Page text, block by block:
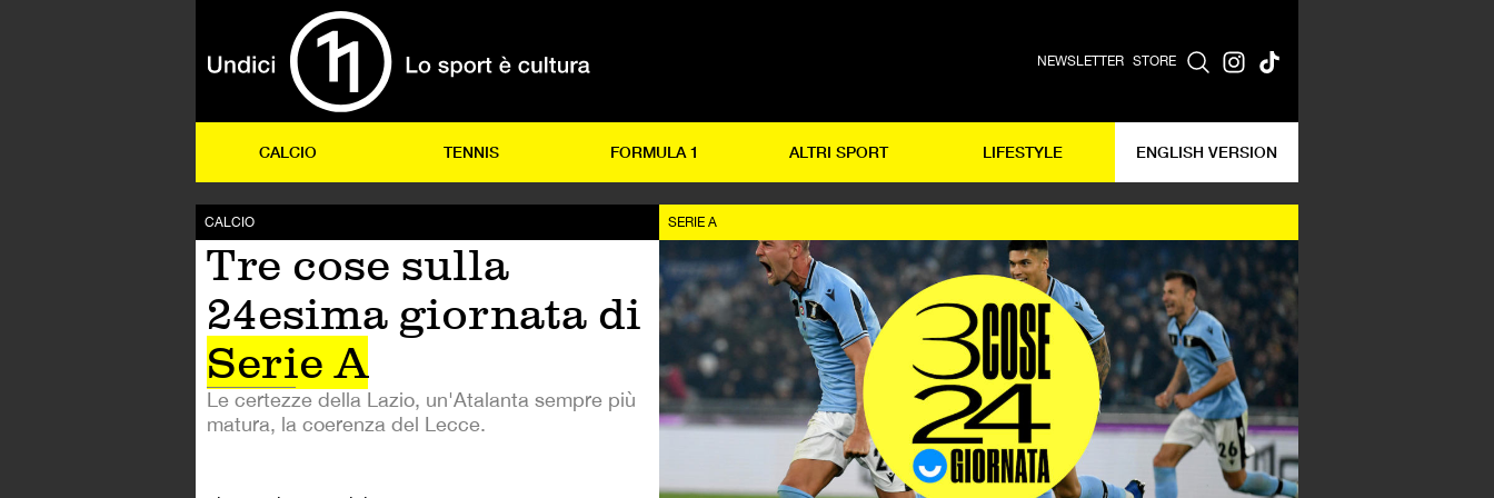
NEWSLETTER STORE
CALCIO TENNIS FORMULA 1 ALTRI SPORT LIFESTYLE ENGLISH VERSION
CALCIO
Tre cose sulla
24esima giornata di
Serie A
Le certezze della Lazio, un'Atalanta sempre più
matura, la coerenza del Lecce.
SERIE A